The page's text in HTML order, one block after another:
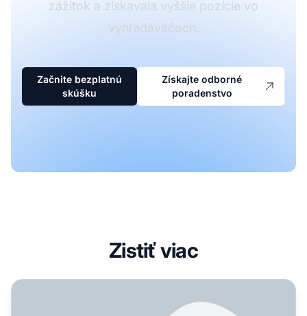
zážitok a získavala vyššie pozície vo
vyhľadávačoch.
Začnite bezplatnú
skúšku
Získajte odborné
poradenstvo
Zistiť viac
Optimalizácia pre odporúčané úryvky a hlasové